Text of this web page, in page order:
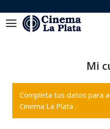
Mi
Completa tus datos para
Cinema La Plata .